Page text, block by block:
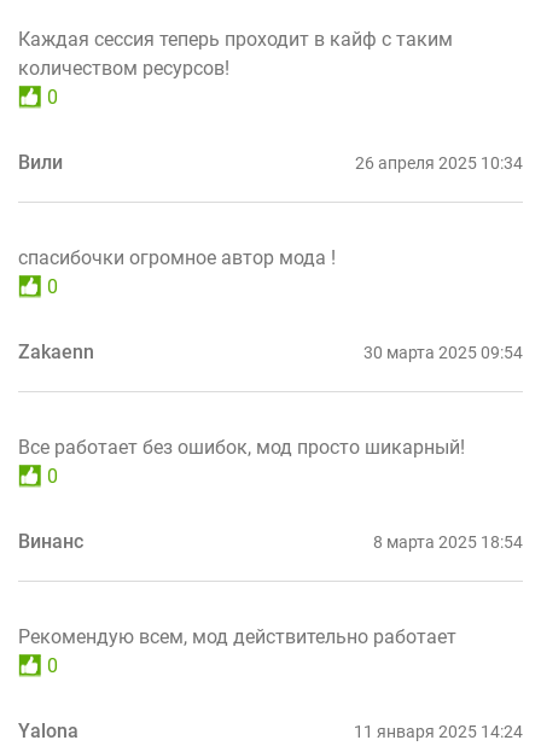
Каждая сессия теперь проходит в кайф с таким
количеством ресурсов!
0
Вили 26 апреля 2025 10:34
спасибочки огромное автор мода !
0
Zakaenn 30 марта 2025 09:54
Все работает без ошибок, мод просто шикарный!
0
Винанс 8 марта 2025 18:54
Рекомендую всем, мод действительно работает
0
Yalona 11 января 2025 14:24